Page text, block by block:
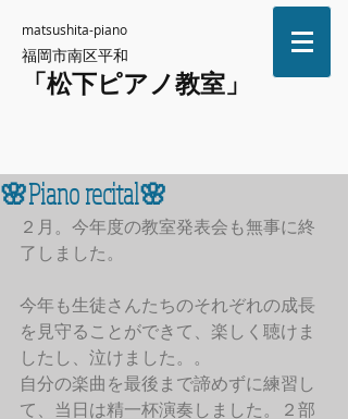
matsushita-piano
福岡市南区平和
「松下ピアノ教室」
🌸Piano recital🌸
２月。今年度の教室発表会も無事に終
了しました。
今年も生徒さんたちのそれぞれの成長
を見守ることができて、楽しく聴けま
したし、泣けました。。
自分の楽曲を最後まで諦めずに練習し
て、当日は精一杯演奏しました。２部